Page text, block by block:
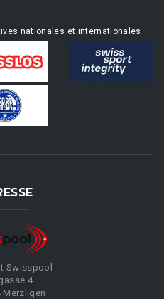
nationales et internationales
Swisspool
4
Merzligen